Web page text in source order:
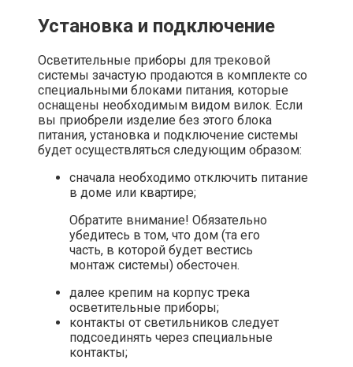
Установка и подключение
Осветительные приборы для трековой
системы зачастую продаются в комплекте со
специальными блоками питания, которые
оснащены необходимым видом вилок. Если
вы приобрели изделие без этого блока
питания, установка и подключение системы
будет осуществляться следующим образом:
сначала необходимо отключить питание
в доме или квартире;
Обратите внимание! Обязательно
убедитесь в том, что дом (та его
часть, в которой будет вестись
монтаж системы) обесточен.
далее крепим на корпус трека
осветительные приборы;
контакты от светильников следует
подсоединять через специальные
контакты;